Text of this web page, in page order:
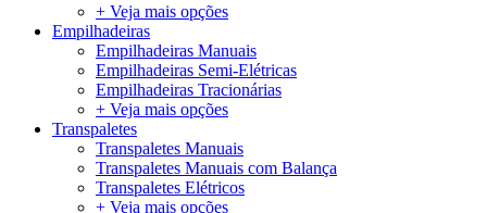
+ Veja mais opções
Empilhadeiras
Empilhadeiras Manuais
Empilhadeiras Semi-Elétricas
Empilhadeiras Tracionárias
+ Veja mais opções
Transpaletes
Transpaletes Manuais
Transpaletes Manuais com Balança
Transpaletes Elétricos
+ Veja mais opções